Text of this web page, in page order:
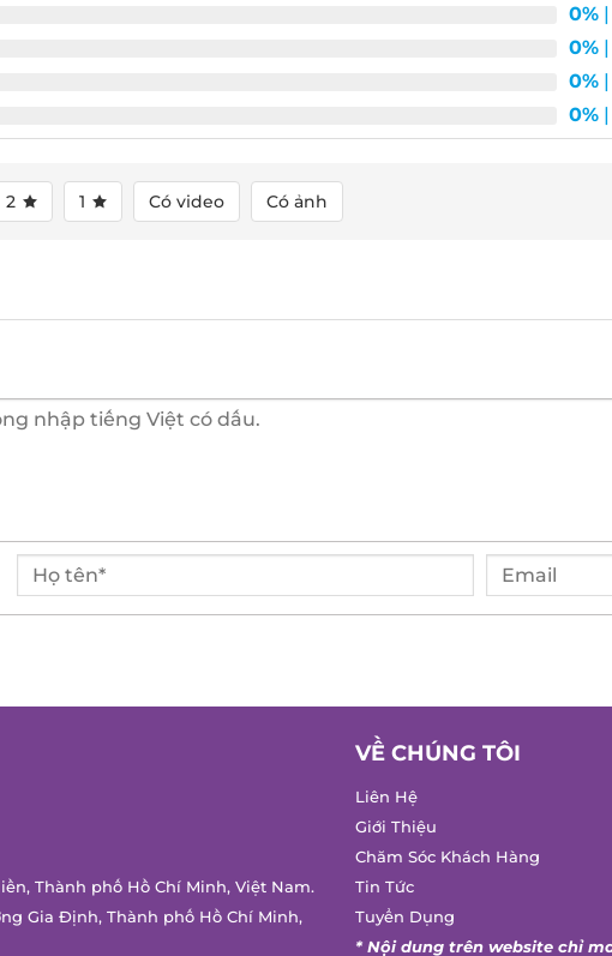
0%|
0%|
0%|
0%|
2 1 Có video Có ảnh
Thành phố Hồ Chí Minh, Việt Nam.
Gia Định, Thành phố Hồ Chí Minh,
VỀ CHÚNG TÔI
Liên Hệ
Giới Thiệu
Chăm Sóc Khách Hàng
Tin Tức
Tuyển Dụng
* Nội dung trên website chỉ